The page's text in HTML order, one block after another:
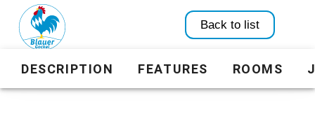
Back to list
DESCRIPTION FEATURES ROOMS